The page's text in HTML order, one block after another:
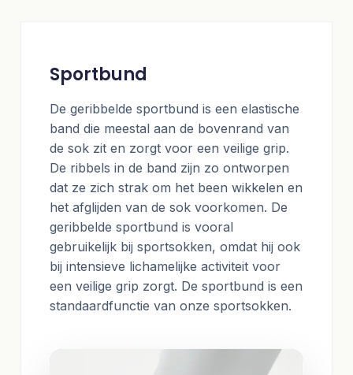
Sportbund
De geribbelde sportbund is een elastische
band die meestal aan de bovenrand van
de sok zit en zorgt voor een veilige grip.
De ribbels in de band zijn zo ontworpen
dat ze zich strak om het been wikkelen en
het afglijden van de sok voorkomen. De
geribbelde sportbund is vooral
gebruikelijk bij sportsokken, omdat hij ook
bij intensieve lichamelijke activiteit voor
een veilige grip zorgt. De sportbund is een
standaardfunctie van onze sportsokken.